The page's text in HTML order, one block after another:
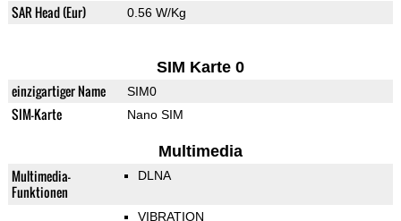
SAR Head (Eur) 0.56 W/Kg
SIM Karte 0
einzigartiger Name SIM0
SIM-Karte Nano SIM
Multimedia
Multimedia-
Funktionen
DLNA
VIBRATION